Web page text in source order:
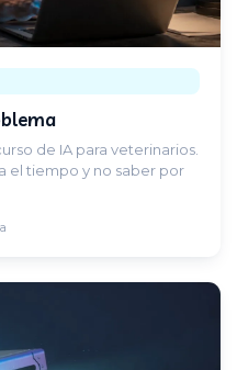
de IA para veterinarios.
el tiempo y no saber por